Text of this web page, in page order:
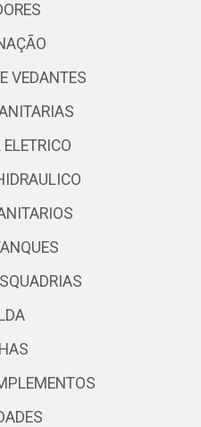
VEDANTES